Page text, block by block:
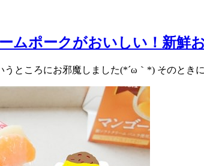
ムポークがおいしい！新鮮
ところにお邪魔しました(*´ω｀*) そのと